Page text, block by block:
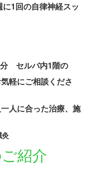
1回の自律神経スッ
セルバ内1階の
軽にご相談くださ
人に合った治療、施
灸
紹介